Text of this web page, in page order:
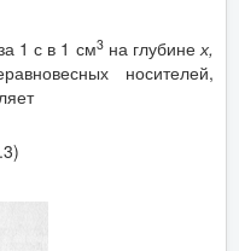
1 с в 1 см3на глубинех,
носителей,